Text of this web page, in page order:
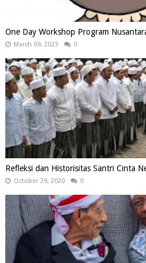
One Day Workshop Program
March 09, 2023 0
Refleksi dan Historisitas Santri Cinta
October 29, 2020 0